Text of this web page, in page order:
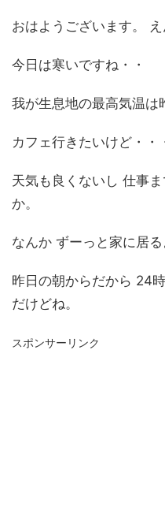
おはようございます。 え
今日は寒いですね・・
我が生息地の最高気温
カフェ行きたいけど・・
天気も良くないし 仕事
か。
なんか ずーっと家に居る
昨日の朝からだから 24
だけどね。
スポンサーリンク